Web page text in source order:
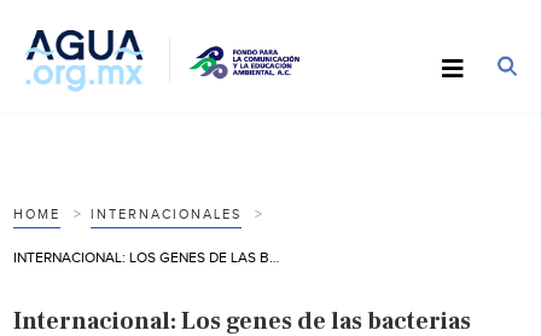
HOME INTERNACIONALES
Internacional: Los genes de las bacterias